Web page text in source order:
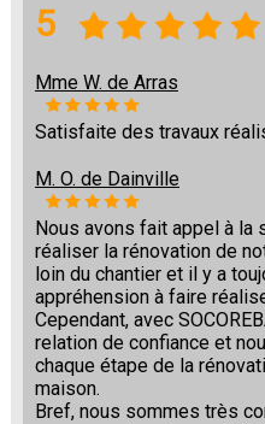
5
Mme W. de Arras
Satisfaite des travaux
M. O. de Dainville
Nous avons fait appel à la
réaliser la rénovation de
loin du chantier et il y a
appréhension à faire
Cependant, avec
relation de confiance et
chaque étape de la
maison.
Bref, nous sommes très